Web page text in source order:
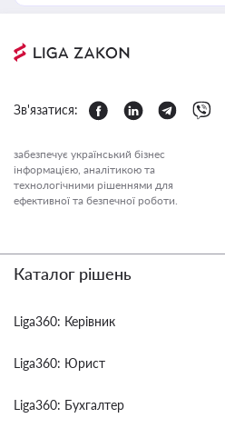
Зв'язатися:
забезпечує український бізнес
інформацією, аналітикою та
технологічними рішеннями для
ефективної та безпечної роботи.
Каталог рішень
Liga360: Керівник
Liga360: Юрист
Liga360: Бухгалтер